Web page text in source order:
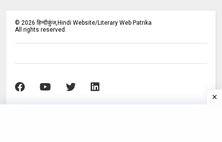
©2026 हिन्दीकुंज,Hindi Website/Literary Web Patrika
All rights reserved.